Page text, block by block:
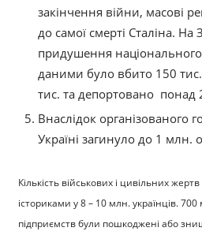
закінчення війни, масові
до самої смерті Сталіна. На
придушення
даними було вбито 150
тис. та депортовано понад
Внаслідок організованого
Україні загинуло до 1 млн.
Кількість військових і цивільних
істориками у 8 – 10 млн. українців. 700
підприємств були пошкоджені або